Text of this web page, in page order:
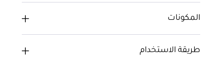
المكونات
طريقة الاستخدام